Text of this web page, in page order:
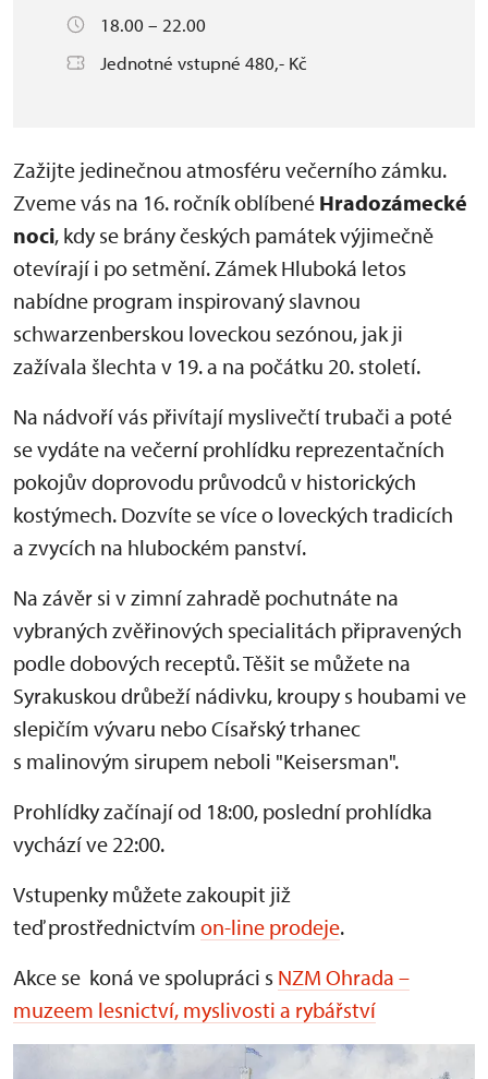
18.00 – 22.00
Jednotné vstupné 480,- Kč
Zažijte jedinečnou atmosféru večerního zámku.
Zveme vás na 16. ročník oblíbené Hradozámecké
noci, kdy se brány českých památek výjimečně
otevírají i po setmění. Zámek Hluboká letos
nabídne program inspirovaný slavnou
schwarzenberskou loveckou sezónou, jak ji
zažívala šlechta v 19. a na počátku 20. století.
Na nádvoří vás přivítají myslivečtí trubači a poté
se vydáte na večerní prohlídku reprezentačních
pokojův doprovodu průvodců v historických
kostýmech. Dozvíte se více o loveckých tradicích
a zvycích na hlubockém panství.
Na závěr si v zimní zahradě pochutnáte na
vybraných zvěřinových specialitách připravených
podle dobových receptů. Těšit se můžete na
Syrakuskou drůbeží nádivku, kroupy s houbami ve
slepičím vývaru nebo Císařský trhanec
s malinovým sirupem neboli "Keisersman".
Prohlídky začínají od 18:00, poslední prohlídka
vychází ve 22:00.
Vstupenky můžete zakoupit již
teď prostřednictvím on-line prodeje.
Akce se koná ve spolupráci s NZM Ohrada –
muzeem lesnictví, myslivosti a rybářství